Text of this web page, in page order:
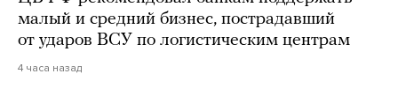
малый и средний бизнес, пострадавший
от ударов ВСУ по логистическим центрам
4 часа назад